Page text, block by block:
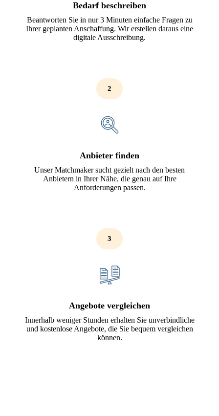
Bedarf beschreiben
Beantworten Sie in nur 3 Minuten einfache Fragen zu
Ihrer geplanten Anschaffung. Wir erstellen daraus eine
digitale Ausschreibung.
2
Anbieter finden
Unser Matchmaker sucht gezielt nach den besten
Anbietern in Ihrer Nähe, die genau auf Ihre
Anforderungen passen.
3
Angebote vergleichen
Innerhalb weniger Stunden erhalten Sie unverbindliche
und kostenlose Angebote, die Sie bequem vergleichen
können.